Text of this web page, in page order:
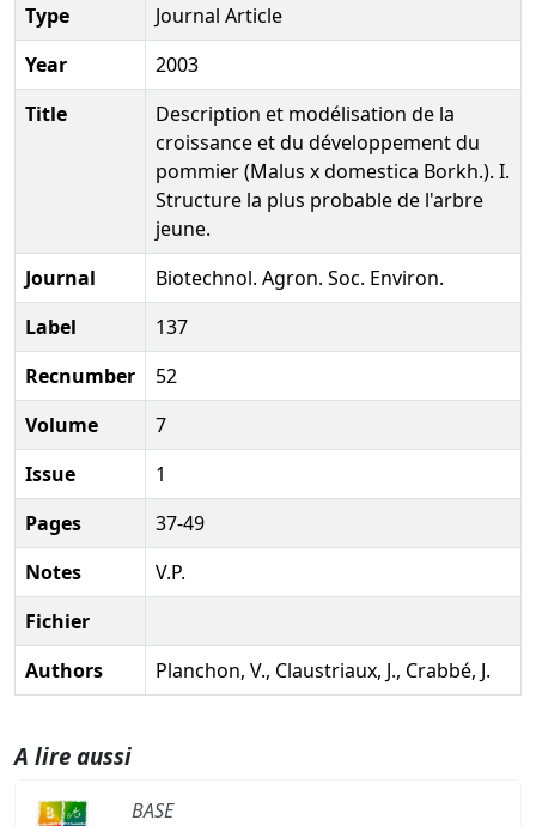
Type
Journal Article
Year
2003
Title
Description et modélisation de la
croissance et du développement du
pommier (Malus x domestica Borkh.). I.
Structure la plus probable de l'arbre
jeune.
Journal
Biotechnol. Agron. Soc. Environ.
Label
137
Recnumber
52
Volume
7
Issue
1
Pages
37-49
Notes
V.P.
Fichier
Authors
Planchon, V., Claustriaux, J., Crabbé, J.
A lire aussi
BASE